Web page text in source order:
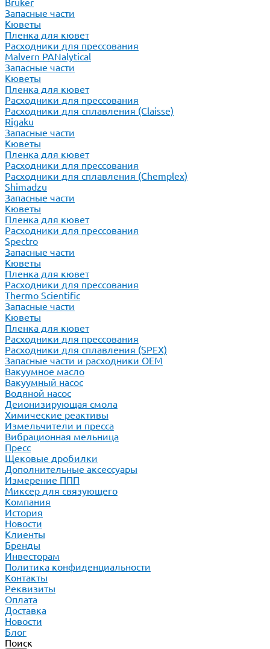
Bruker
Запасные части
Кюветы
Пленка для кювет
Расходники для прессования
Malvern PANalytical
Запасные части
Кюветы
Пленка для кювет
Расходники для прессования
Расходники для сплавления (Claisse)
Rigaku
Запасные части
Кюветы
Пленка для кювет
Расходники для прессования
Расходники для сплавления (Chemplex)
Shimadzu
Запасные части
Кюветы
Пленка для кювет
Расходники для прессования
Spectro
Запасные части
Кюветы
Пленка для кювет
Расходники для прессования
Thermo Scientific
Запасные части
Кюветы
Пленка для кювет
Расходники для прессования
Расходники для сплавления (SPEX)
Запасные части и расходники ОЕМ
Вакуумное масло
Вакуумный насос
Водяной насос
Деионизирующая смола
Химические реактивы
Измельчители и пресса
Вибрационная мельница
Пресс
Щековые дробилки
Дополнительные аксессуары
Измерение ППП
Миксер для связующего
Компания
История
Новости
Клиенты
Бренды
Инвесторам
Политика конфиденциальности
Контакты
Реквизиты
Оплата
Доставка
Новости
Блог
Поиск